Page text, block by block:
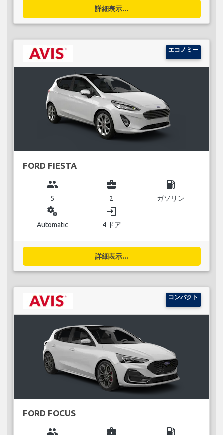
詳細表示...
エコノミー
FORD FIESTA
group
5
business_center
2
local_gas_station
ガソリン
miscellaneous_services
Automatic
login
4 ドア
詳細表示...
コンパクト
FORD FOCUS
group business_center local_gas_station